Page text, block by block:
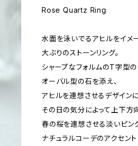
Rose Quartz Ring
水面を泳いでるアヒルをイメ
大ぶりのストーンリング。
シャープなフォルムのT字型の
オーバル型の石を添え、
アヒルを連想させるデザイン
その日の気分によって上下方
春の桜を連想させる淡いピン
ナチュラルコーデのアクセン